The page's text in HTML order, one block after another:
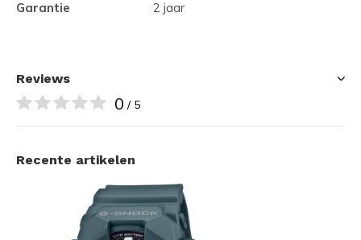
Garantie
2 jaar
Reviews
0 / 5
Recente artikelen